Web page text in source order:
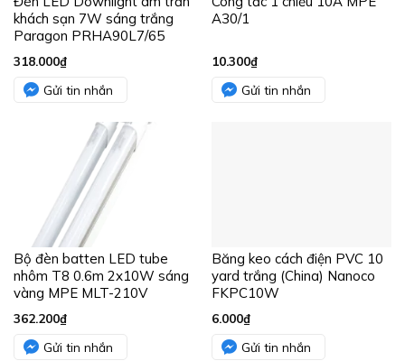
khách sạn 7W sáng trắng
Paragon PRHA90L7/65
318.000₫
Gửi tin nhắn
A30/1
10.300₫
Gửi tin nhắn
Bộ đèn batten LED tube
nhôm T8 0.6m 2x10W sáng
vàng MPE MLT-210V
362.200₫
Gửi tin nhắn
Băng keo cách điện PVC 10
yard trắng (China) Nanoco
FKPC10W
6.000₫
Gửi tin nhắn